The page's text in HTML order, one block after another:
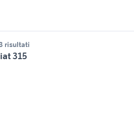
risultati
315